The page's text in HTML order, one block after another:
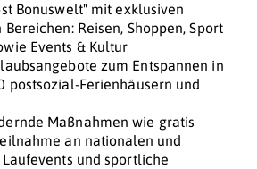
Bonuswelt" mit exklusiven
Reisen, Shoppen, Sport
Events & Kultur
zum Entspannen in
postsozial-Ferienhäusern und
Maßnahmen wie gratis
an nationalen und
und sportliche